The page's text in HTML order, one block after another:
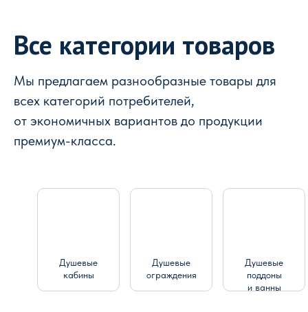
Все категории товаров
Мы предлагаем разнообразные товары для
всех категорий потребителей,
от экономичных вариантов до продукции
премиум-класса.
Душевые
кабины
Душевые
ограждения
Душевые
поддоны
и ванны